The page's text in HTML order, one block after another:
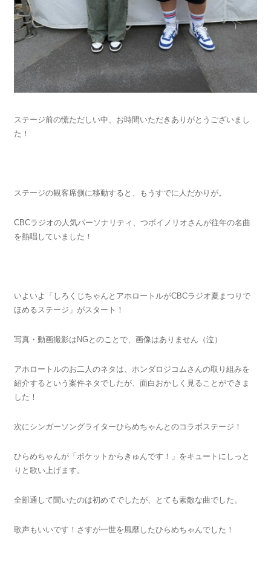
ステージ前の慌ただしい中、お時間いただきありがとうございまし
た！
ステージの観客席側に移動すると、もうすでに人だかりが。
CBCラジオの人気パーソナリティ、つボイノリオさんが往年の名曲
を熱唱していました！
いよいよ「しろくじちゃんとアホロートルがCBCラジオ夏まつりで
ほめるステージ」がスタート！
写真・動画撮影はNGとのことで、画像はありません（泣）
アホロートルのお二人のネタは、ホンダロジコムさんの取り組みを
紹介するという案件ネタでしたが、面白おかしく見ることができま
した！
次にシンガーソングライターひらめちゃんとのコラボステージ！
ひらめちゃんが「ポケットからきゅんです！」をキュートにしっと
りと歌い上げます。
全部通して聞いたのは初めてでしたが、とても素敵な曲でした。
歌声もいいです！さすが一世を風靡したひらめちゃんでした！